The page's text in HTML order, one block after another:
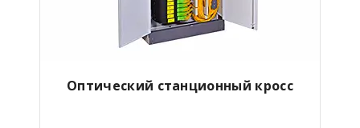
Оптический станционный кросс